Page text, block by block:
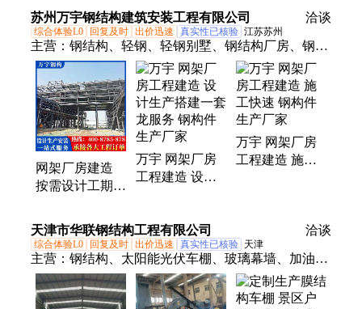
家 万兴
万兴
苏州万宇钢结构建筑安装工程有限公司 洽谈
综合体验L0 回复及时 出价迅速 真实性已核验 江苏苏州
主营： 钢结构、轻钢、轻钢别墅、钢结构厂房、钢结
构厂房建造、管桁架网架、钢结构楼梯、轻型钢构、
旋转楼梯、雨棚、玻璃幕墙、钢结构施工、钢结构工
程、钢结构加工、车棚、钢平台、钢结构车间、钢结
构仓库、桥梁施工、膜结构、集装箱活动房、集装箱
房、活动房、钢结构桥梁
网架厂房建造
按需设计工期短
万宇 网架厂房
工程建造 设计
产厂家
万宇 网架厂房
工程建造 施工
天津市华联钢结构工程有限公司 洽谈
综合体验L0 回复及时 出价迅速 真实性已核验 天津
主营： 钢结构、太阳能光伏车棚、玻璃幕墙、加油站
网架、钢结构网架工程、工业钢构厂房、钢结构厂房
建筑、电动自行车棚、膜结构车棚、膜结构停车棚、